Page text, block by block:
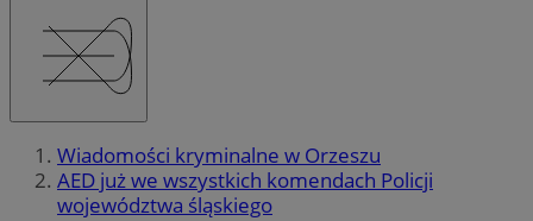
Wiadomości kryminalne w Orzeszu
AED już we wszystkich komendach Policji
województwa śląskiego